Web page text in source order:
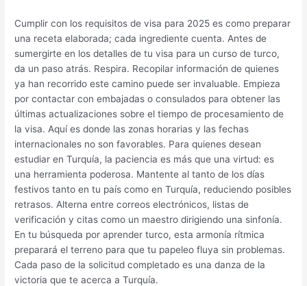
Cumplir con los requisitos de visa para 2025 es como preparar
una receta elaborada; cada ingrediente cuenta. Antes de
sumergirte en los detalles de tu visa para un curso de turco,
da un paso atrás. Respira. Recopilar información de quienes
ya han recorrido este camino puede ser invaluable. Empieza
por contactar con embajadas o consulados para obtener las
últimas actualizaciones sobre el tiempo de procesamiento de
la visa. Aquí es donde las zonas horarias y las fechas
internacionales no son favorables. Para quienes desean
estudiar en Turquía, la paciencia es más que una virtud: es
una herramienta poderosa. Mantente al tanto de los días
festivos tanto en tu país como en Turquía, reduciendo posibles
retrasos. Alterna entre correos electrónicos, listas de
verificación y citas como un maestro dirigiendo una sinfonía.
En tu búsqueda por aprender turco, esta armonía rítmica
preparará el terreno para que tu papeleo fluya sin problemas.
Cada paso de la solicitud completado es una danza de la
victoria que te acerca a Turquía.